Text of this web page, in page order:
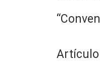
Artículo